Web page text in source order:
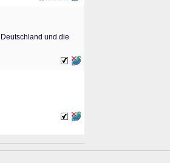
und die